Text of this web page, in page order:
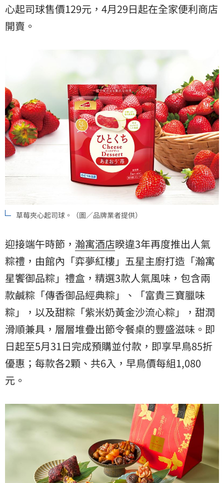
心起司球售價129元，4月29日起在全家便利商店
開賣。
草莓夾心起司球。（圖／品牌業者提供）
迎接端午時節， 瀚寓酒店睽違3年再度推出人氣
粽禮，由館內「弈夢紅樓」五星主廚打造「瀚寓
星饗御品粽」禮盒，精選3款人氣風味，包含兩
款鹹粽「傳香御品經典粽」、「富貴三寶臘味
粽」，以及甜粽「紫米奶黃金沙流心粽」，甜潤
滑順兼具，層層堆疊出節令餐桌的豐盛滋味。即
日起至5月31日完成預購並付款，即享早鳥85折
優惠；每款各2顆、共6入，早鳥價每組1,080
元。